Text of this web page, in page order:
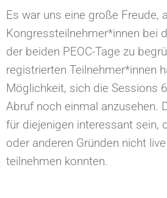
Es war uns eine große Freude,
Kongressteilnehmer*innen bei
der beiden PEOC-Tage zu
registrierten Teilnehmer*innen
Möglichkeit, sich die Sessions
Abruf noch einmal anzusehen.
für diejenigen interessant sein,
oder anderen Gründen nicht
teilnehmen konnten.